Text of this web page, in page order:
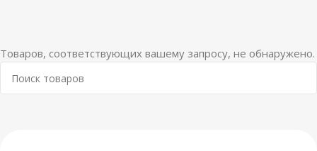
Товаров, соответствующих вашему запросу, не обнаружено.